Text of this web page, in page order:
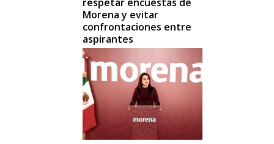
Morena y evitar
confrontaciones entre
aspirantes